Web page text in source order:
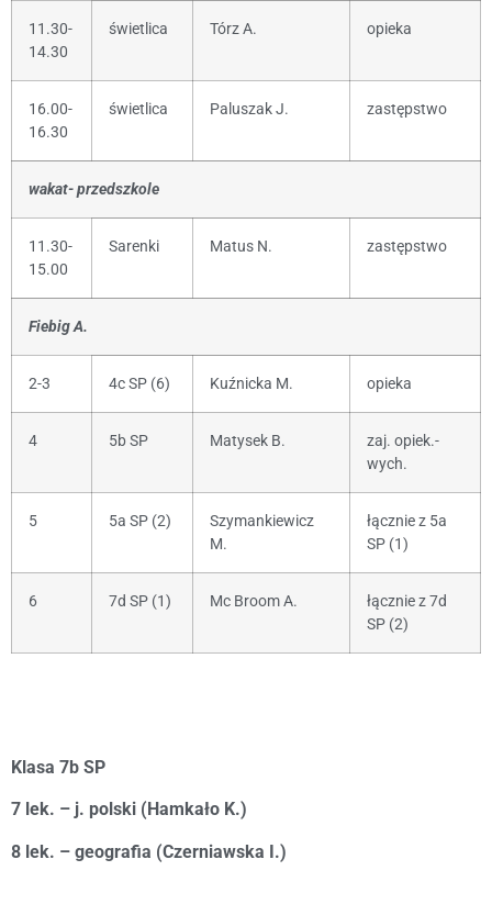
11.30-
14.30
świetlica Tórz A. opieka
16.00-
16.30
świetlica Paluszak J. zastępstwo
wakat- przedszkole
11.30-
15.00
Sarenki Matus N. zastępstwo
Fiebig A.
2-3 4c SP (6) Kuźnicka M. opieka
4 5b SP Matysek B.
zaj. opiek.-
wych.
5 5a SP (2)
Szymankiewicz
M.
łącznie z 5a
SP (1)
6 7d SP (1) Mc Broom A.
łącznie z 7d
SP (2)
Klasa 7b SP
7 lek. – j. polski (Hamkało K.)
8 lek. – geografia (Czerniawska I.)